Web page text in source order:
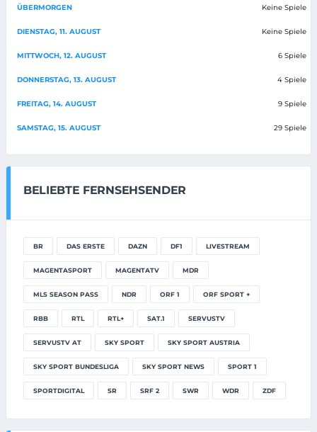
ÜBERMORGEN Keine Spiele
DIENSTAG, 11. AUGUST Keine Spiele
MITTWOCH, 12. AUGUST 6 Spiele
DONNERSTAG, 13. AUGUST 4 Spiele
FREITAG, 14. AUGUST 9 Spiele
SAMSTAG, 15. AUGUST 29 Spiele
BELIEBTE FERNSEHSENDER
BR DAS ERSTE DAZN DF1 LIVESTREAM
MAGENTASPORT MAGENTATV MDR
MLS SEASON PASS NDR ORF 1 ORF SPORT +
RBB RTL RTL+ SAT.1 SERVUSTV
SERVUSTV AT SKY SPORT SKY SPORT AUSTRIA
SKY SPORT BUNDESLIGA SKY SPORT NEWS SPORT 1
SPORTDIGITAL SR SRF 2 SWR WDR ZDF